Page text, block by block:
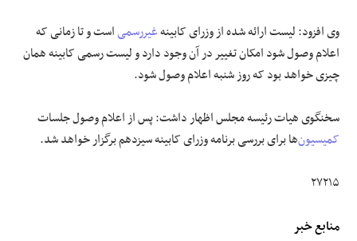
وی افزود: لیست ارائه شده از وزرای کابینهغیررسمیاست و تا زمانی که
اعلام وصول شود امکان تغییر در آن وجود دارد و لیست رسمی کابینه همان
چیزی خواهد بود که روز شنبه اعلام وصول شود.
سخنگوی هیات رئیسه مجلس اظهار داشت: پس از اعلام وصول جلسات
کمیسیون‌ها برای بررسی برنامه وزرای کابینه سیزدهم برگزار خواهد شد.
۲۷۲۱۵
منابع خبر